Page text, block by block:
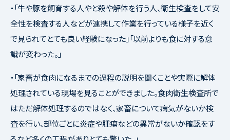
・「牛や豚を飼育する人やと殺や解体を行う人、衛生検査をして安
全性を検査する人などが連携して作業を行っている様子を近く
で見られてとても良い経験になった」「以前よりも食に対する意
識が変わった。」
・「家畜が食肉になるまでの過程の説明を聞くことや実際に解体
処理されている現場を見ることができました。食肉衛生検査所で
はただ解体処理するのではなく、家畜について病気がないか検
査を行い、部位ごとに炎症や腫瘍などの異常がないか確認をす